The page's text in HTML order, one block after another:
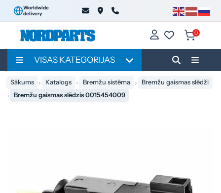
Worldwide
delivery
0
VISAS KATEGORIJAS
Sākums Katalogs Bremžu sistēma
Bremžu gaismas slēdži
Bremžu gaismas slēdzis 0015454009